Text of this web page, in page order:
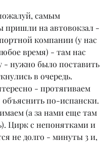
самым
на автовокзал -
компании (у нас
время) - там нас
- нужно было поставить
в очередь.
- протягиваем
по-испански.
(а за нами еще там
Цирк с непонятками и
не долго - минуты 3 и,